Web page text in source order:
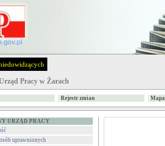
Pracy w Żarach
Rejestr zmian
URZĄD PRACY
uprawnionych